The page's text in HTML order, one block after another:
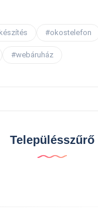
#okostelefon
#webáruház
Településszűrő